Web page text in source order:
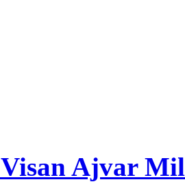
Visan Ajvar